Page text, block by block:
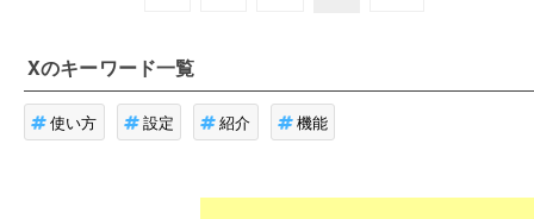
Xのキーワード一覧
使い方 設定 紹介 機能